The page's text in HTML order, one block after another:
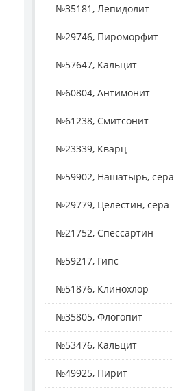
№35181, Лепидолит
№29746, Пироморфит
№57647, Кальцит
№60804, Антимонит
№61238, Смитсонит
№23339, Кварц
№59902, Нашатырь, сера
№29779, Целестин, сера
№21752, Спессартин
№59217, Гипс
№51876, Клинохлор
№35805, Флогопит
№53476, Кальцит
№49925, Пирит